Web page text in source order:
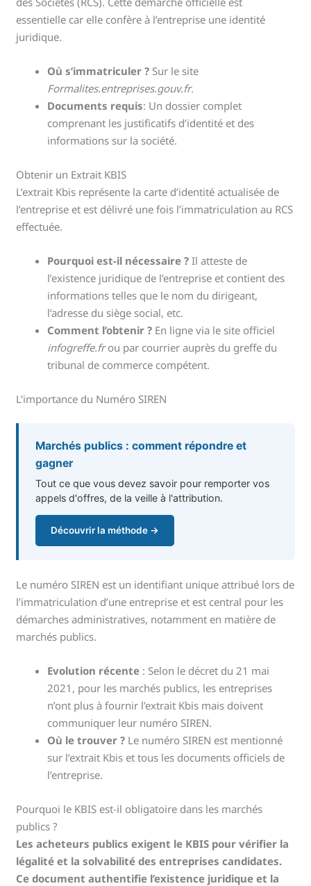
essentielle car elle confère à l’entreprise une identité
juridique.
Où s’immatriculer ? Sur le site
Formalites.entreprises.gouv.fr.
Documents requis: Un dossier complet
comprenant les justificatifs d’identité et des
informations sur la société.
Obtenir un Extrait KBIS
L’extrait Kbis représente la carte d’identité actualisée de
l’entreprise et est délivré une fois l’immatriculation au RCS
effectuée.
Pourquoi est-il nécessaire ? Il atteste de
l’existence juridique de l’entreprise et contient des
informations telles que le nom du dirigeant,
l’adresse du siège social, etc.
Comment l’obtenir ? En ligne via le site officiel
infogreffe.frou par courrier auprès du greffe du
tribunal de commerce compétent.
L’importance du Numéro SIREN
Marchés publics : comment répondre et
gagner
Tout ce que vous devez savoir pour remporter vos
appels d'offres, de la veille à l'attribution.
Découvrir la méthode →
Le numéro SIREN est un identifiant unique attribué lors de
l’immatriculation d’une entreprise et est central pour les
démarches administratives, notamment en matière de
marchés publics.
Evolution récente : Selon le décret du 21 mai
2021, pour les marchés publics, les entreprises
n’ont plus à fournir l’extrait Kbis mais doivent
communiquer leur numéro SIREN.
Où le trouver ? Le numéro SIREN est mentionné
sur l’extrait Kbis et tous les documents officiels de
l’entreprise.
Pourquoi le KBIS est-il obligatoire dans les marchés
publics ?
Les acheteurs publics exigent le KBIS pour vérifier la
légalité et la solvabilité des entreprises candidates.
Ce document authentifie l’existence juridique et la